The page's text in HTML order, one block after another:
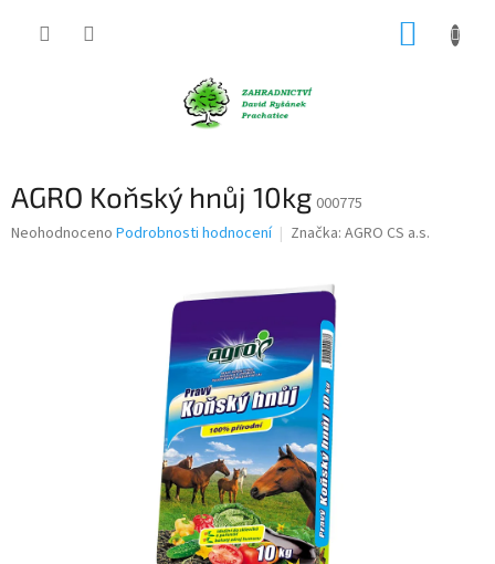
AGRO Koňský hnůj 10kg 000775
Průměrné
Neohodnoceno Podrobnosti hodnocení Značka: AGRO CS a.s.